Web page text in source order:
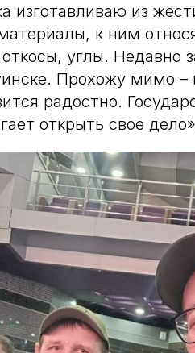
изготавливаю из
к ним
углы. Недавно
Прохожу мимо –
радостно.
открыть свое